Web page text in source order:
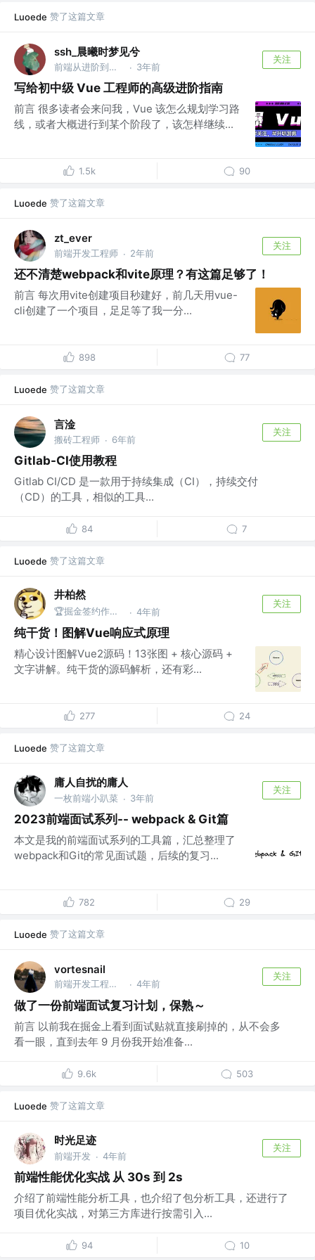
Luoede 赞了这篇文章
ssh_晨曦时梦见兮
前端从进阶到入院 @字节跳动 · 3年前
关注
写给初中级 Vue 工程师的高级进阶指南
前言 很多读者会来问我，Vue 该怎么规划学习路
线，或者大概进行到某个阶段了，该怎样继续...
1.5k 90
Luoede 赞了这篇文章
zt_ever
前端开发工程师 · 2年前
关注
还不清楚webpack和vite原理？有这篇足够了！
前言 每次用vite创建项目秒建好，前几天用vue-
cli创建了一个项目，足足等了我一分...
898 77
Luoede 赞了这篇文章
言淦
搬砖工程师 · 6年前
关注
Gitlab-CI使用教程
Gitlab CI/CD 是一款用于持续集成（CI），持续交付
（CD）的工具，相似的工具...
84 7
Luoede 赞了这篇文章
井柏然
🏆掘金签约作者 @ FE · 4年前
关注
纯干货！图解Vue响应式原理
精心设计图解Vue2源码！13张图 + 核心源码 +
文字讲解。纯干货的源码解析，还有彩...
277 24
Luoede 赞了这篇文章
庸人自扰的庸人
一枚前端小趴菜 · 3年前
关注
2023前端面试系列-- webpack & Git篇
本文是我的前端面试系列的工具篇，汇总整理了
webpack和Git的常见面试题，后续的复习...
782 29
Luoede 赞了这篇文章
vortesnail
前端开发工程师 @emm · 4年前
关注
做了一份前端面试复习计划，保熟～
前言 以前我在掘金上看到面试贴就直接刷掉的，从不会多
看一眼，直到去年 9 月份我开始准备...
9.6k 503
Luoede 赞了这篇文章
时光足迹
前端开发 · 4年前
关注
前端性能优化实战 从 30s 到 2s
介绍了前端性能分析工具，也介绍了包分析工具，还进行了
项目优化实战，对第三方库进行按需引入...
94 10